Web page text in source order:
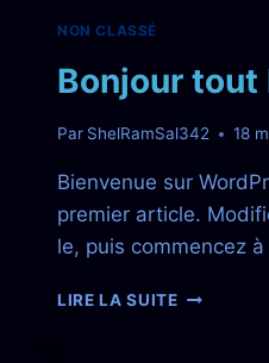
NON CLASSÉ
Bonjour tout
Par ShelRamSal342 18
Bienvenue sur
premier article.
le, puis commencez
LIRE LA SUITE